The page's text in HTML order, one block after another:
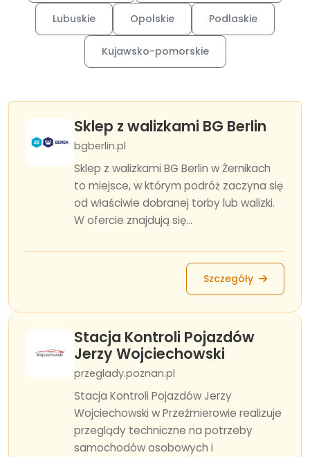
Lubuskie Opolskie Podlaskie
Kujawsko-pomorskie
Sklep z walizkami BG Berlin
bgberlin.pl
Sklep z walizkami BG Berlin w Żernikach
to miejsce, w którym podróż zaczyna się
od właściwie dobranej torby lub walizki.
W ofercie znajdują się...
Szczegóły
Stacja Kontroli Pojazdów
Jerzy Wojciechowski
przeglady.poznan.pl
Stacja Kontroli Pojazdów Jerzy
Wojciechowski w Przeźmierowie realizuje
przeglądy techniczne na potrzeby
samochodów osobowych i